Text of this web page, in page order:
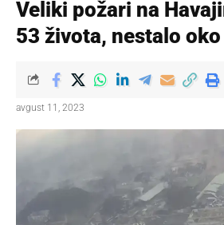
Veliki požari na
53 života, nestalo
avgust 11, 2023